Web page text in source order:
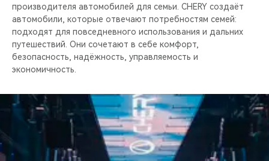
CHERY ДЛЯ ДЕТЕЙ
производителя автомобилей для семьи. CHERY создаёт
автомобили, которые отвечают потребностям семей:
подходят для повседневного использования и дальних
путешествий. Они сочетают в себе комфорт,
безопасность, надёжность, управляемость и
экономичность.